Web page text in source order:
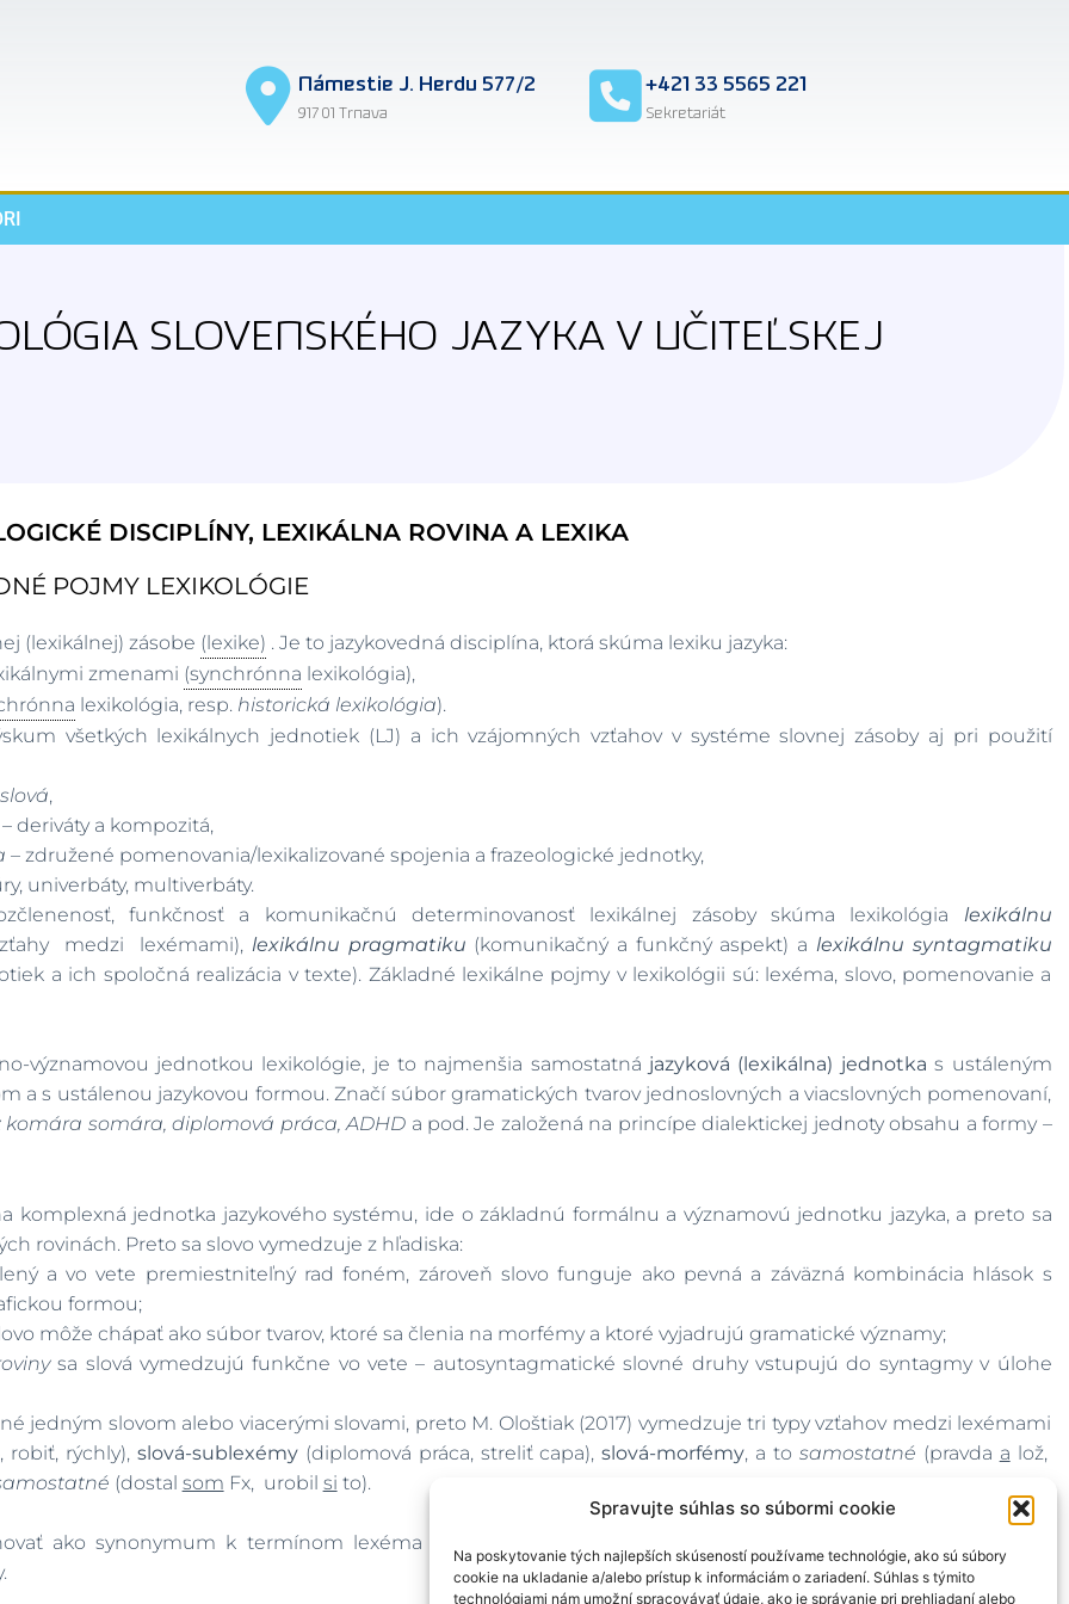
Spravujte súhlas so súbormi cookie
Na poskytovanie tých najlepších skúseností používame technológie, ako sú súbory
cookie na ukladanie a/alebo prístup k informáciám o zariadení. Súhlas s týmito
technológiami nám umožní spracovávať údaje, ako je správanie pri prehliadaní alebo
Námestie J. Herdu 577/2
917 01 Trnava
+421 33 5565 221
Sekretariát
SLOVENSKÉHO JAZYKA V UČITEĽSKEJ
DISCIPLÍNY, LEXIKÁLNA ROVINA A LEXIKA
POJMY LEXIKOLÓGIE
(lexikálnej) zásobe (lexike) . Je to jazykovedná disciplína, ktorá skúma lexiku jazyka:
zmenami (synchrónna lexikológia),
lexikológia, resp. historická lexikológia).
všetkých lexikálnych jednotiek (LJ) a ich vzájomných vzťahov v systéme slovnej zásoby aj pri použití
,
– deriváty a kompozitá,
– združené pomenovania/lexikalizované spojenia a frazeologické jednotky,
univerbáty, multiverbáty.
funkčnosť a komunikačnú determinovanosť lexikálnej zásoby skúma lexikológia lexikálnu
medzi lexémami),lexikálnu pragmatiku (komunikačný a funkčný aspekt) a lexikálnu syntagmatiku
a ich spoločná realizácia v texte). Základné lexikálne pojmy v lexikológii sú: lexéma, slovo, pomenovanie a
významovou jednotkou lexikológie, je to najmenšia samostatná jazyková (lexikálna) jednotka s ustáleným
a s ustálenou jazykovou formou. Značí súbor gramatických tvarov jednoslovných a viacslovných pomenovaní,
komára somára, diplomová práca, ADHD a pod. Je založená na princípe dialektickej jednoty obsahu a formy –
komplexná jednotka jazykového systému, ide o základnú formálnu a významovú jednotku jazyka, a preto sa
rovinách. Preto sa slovo vymedzuje z hľadiska:
a vo vete premiestniteľný rad foném, zároveň slovo funguje ako pevná a záväzná kombinácia hlások s
formou;
môže chápať ako súbor tvarov, ktoré sa členia na morfémy a ktoré vyjadrujú gramatické významy;
sa slová vymedzujú funkčne vo vete – autosyntagmatické slovné druhy vstupujú do syntagmy v úlohe
jedným slovom alebo viacerými slovami, preto M. Ološtiak (2017) vymedzuje tri typy vzťahov medzi lexémami
robiť, rýchly), slová-sublexémy(diplomová práca, streliť capa),slová-morfémy, a to samostatné (pravda a lož,
(dostal som Fx, urobil si to).
ako synonymum k termínom lexéma a slovo, ale keďže má širší rozsah, treba rozlišovať jednoslovné